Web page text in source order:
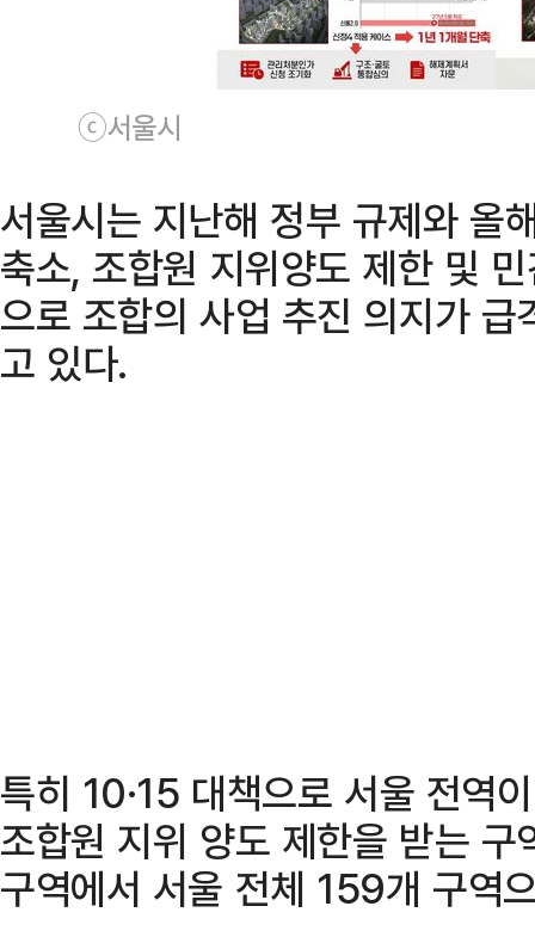
ⓒ서울시
서울시는 지난해 정부 규제와 올
축소, 조합원 지위양도 제한 및
으로 조합의 사업 추진 의지가
고 있다.
특히 10·15 대책으로 서울 전역
조합원 지위 양도 제한을 받는
구역에서 서울 전체 159개 구역